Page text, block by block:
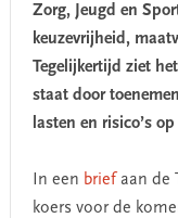
Zorg, Jeugd en
keuzevrijheid,
Tegelijkertijd ziet
staat door
lasten en risico’s
In een briefaan de
koers voor de